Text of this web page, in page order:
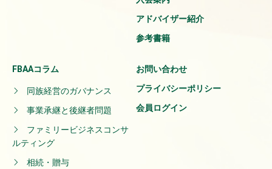
アドバイザー紹介
参考書籍
FBAAコラム
同族経営のガバナンス
事業承継と後継者問題
ファミリービジネスコンサ
ルティング
相続・贈与
お問い合わせ
プライバシーポリシー
会員ログイン